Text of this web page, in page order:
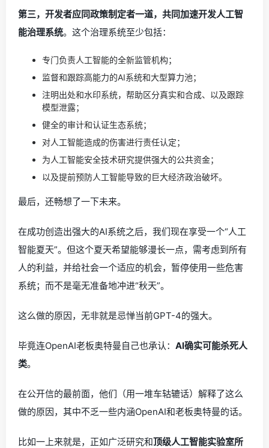
第三，开发者应同政策制定者一道，共同加速开发人工智
能治理系统。这个治理系统至少包括：
专门负责人工智能的全新监管机构；
监督和跟踪高能力的AI系统和大型算力池；
注明出处和水印系统，帮助区分真实和合成、以及跟踪
模型泄露；
健全的审计和认证生态系统；
对人工智能造成的伤害进行责任认定；
为人工智能安全技术研究提供强大的公共资金；
以及提前预防人工智能导致的巨大经济政治破坏。
最后，还畅想了一下未来。
在成功创造出强大的AI系统之后，我们现在享受一个“人工
智能夏天”。但这个夏天希望能够漫长一点，需考虑到所有
人的利益，并给社会一个适应的机会，暂停使用一些危害
系统；而不是毫无准备地冲进“秋天”。
这么做的原因，无非就是忌惮当前GPT-4的强大。
毕竟连OpenAI老板奥特曼自己也承认： AI确实可能杀死人
类。
在公开信的最前面，他们（用一堆车轱辘话）解释了这么
做的原因，其中不乏一些内涵OpenAI和老板奥特曼的话。
比如一上来就是，正如广泛研究和顶级人工智能实验室所